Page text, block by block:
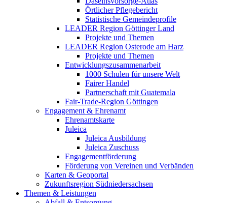
Örtlicher Pflegebericht
Statistische Gemeindeprofile
LEADER Region Göttinger Land
Projekte und Themen
LEADER Region Osterode am Harz
Projekte und Themen
Entwicklungszusammenarbeit
1000 Schulen für unsere Welt
Fairer Handel
Partnerschaft mit Guatemala
Fair-Trade-Region Göttingen
Engagement & Ehrenamt
Ehrenamtskarte
Juleica
Juleica Ausbildung
Juleica Zuschuss
Engagementförderung
Förderung von Vereinen und Verbänden
Karten & Geoportal
Zukunftsregion Südniedersachsen
Themen & Leistungen